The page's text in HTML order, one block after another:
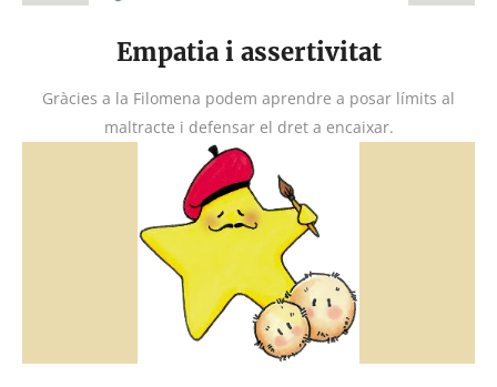
Empatia i assertivitat
Gràcies a la Filomena podem aprendre a posar límits al
maltracte i defensar el dret a encaixar.